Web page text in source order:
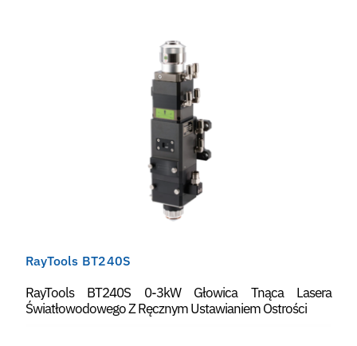
RayTools BT240S
RayTools BT240S 0-3kW Głowica Tnąca Lasera
Światłowodowego Z Ręcznym Ustawianiem Ostrości